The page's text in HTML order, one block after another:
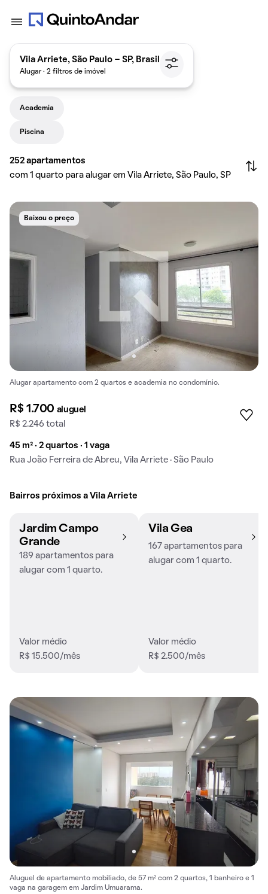
Vila Arriete, São Paulo - SP, Brasil
Alugar · 2 filtros de imóvel
Academia
Piscina
252 apartamentos
com 1 quarto para alugar em Vila Arriete, São Paulo, SP
Baixou o preço
Alugar apartamento com 2 quartos e academia no condomínio.
R$ 1.700 aluguel
R$ 2.246 total
45 m² · 2 quartos · 1 vaga
Rua João Ferreira de Abreu, Vila Arriete · São Paulo
Bairros próximos a Vila Arriete
Jardim Campo
Grande
189 apartamentos para
alugar com 1 quarto.
Valor médio
R$ 15.500/mês
Vila Gea
167 apartamentos para
alugar com 1 quarto.
Valor médio
R$ 2.500/mês
Aluguel de apartamento mobiliado, de 57 m² com 2 quartos, 1 banheiro e 1
vaga na garagem em Jardim Umuarama.